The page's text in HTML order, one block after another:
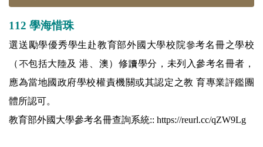
112 學海惜珠
選送勵學優秀學生赴教育部外國大學校院參考名冊之學校
（不包括大陸及 港、澳）修讀學分，未列入參考名冊者，
應為當地國政府學校權責機關或其認定之教 育專業評鑑團
體所認可。
教育部外國大學參考名冊查詢系統:: https://reurl.cc/qZW9Lg